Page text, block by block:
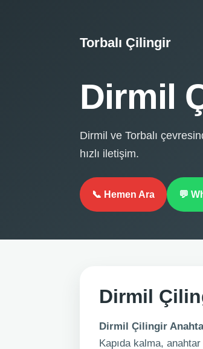
Torbalı Çilingir
Dirmil
Dirmil ve Torbalı
hızlı iletişim.
📞 Hemen Ara 💬
Dirmil
Dirmil Çilingir
Kapıda kalma,